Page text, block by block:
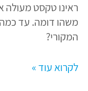
ראינו טקסט מעולה
משהו דומה. עד
המקורי?
לקרוא עוד »